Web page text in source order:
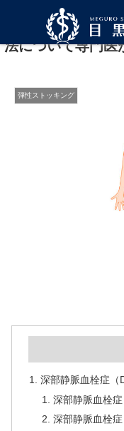
深部静脈血栓症
法について専門医
弾性ストッキング
深部静脈血栓症（
深部静脈血栓
深部静脈血栓